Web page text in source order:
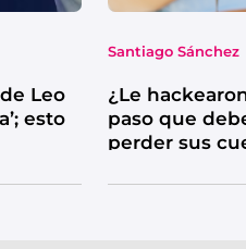
Leo
esto
Santiago Sánchez
¿Le
paso que
perder sus